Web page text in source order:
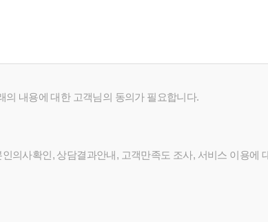
내용에 대한 고객님의 동의가 필요합니다.
의사확인, 상담결과안내, 고객만족도 조사, 서비스 이용에